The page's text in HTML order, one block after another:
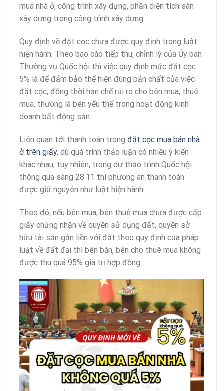
mua nhà ở, công trình xây dựng, phần diện tích sàn
xây dựng trong công trình xây dựng.
Quy định về đặt cọc chưa được quy định trong luật
hiện hành. Theo báo cáo tiếp thu, chỉnh lý của Ủy ban
Thường vụ Quốc hội thì việc quy định mức đặt cọc
5% là để đảm bảo thể hiện đúng bản chất của việc
đặt cọc, đồng thời hạn chế rủi ro cho bên mua, thuê
mua, thường là bên yếu thế trong hoạt động kinh
doanh bất động sản.
Liên quan tới thanh toán trong đặt cọc mua bán nhà
ở trên giấy, dù quá trình thảo luận có nhiều ý kiến
khác nhau, tuy nhiên, trong dự thảo trình Quốc hội
thông qua sáng 28.11 thì phương án thanh toán
được giữ nguyên như luật hiện hành.
Theo đó, nếu bên mua, bên thuê mua chưa được cấp
giấy chứng nhận về quyền sử dụng đất, quyền sở
hữu tài sản gắn liền với đất theo quy định của pháp
luật về đất đai thì bên bán, bên cho thuê mua không
được thu quá 95% giá trị hợp đồng.